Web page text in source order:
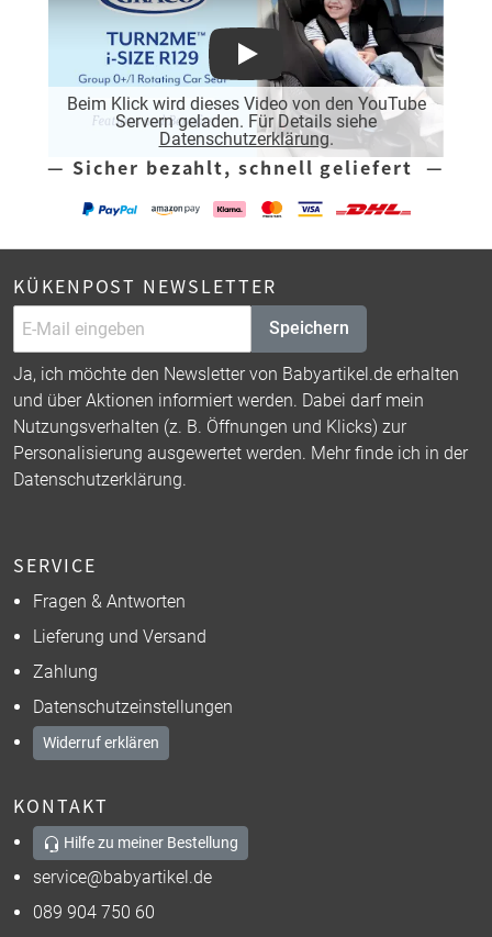
Beim Klick wird dieses Video von den YouTube
Servern geladen. Für Details siehe
Datenschutzerklärung.
Play
— Sicher bezahlt, schnell geliefert —
KÜKENPOST NEWSLETTER
Speichern
Ja, ich möchte den Newsletter von Babyartikel.de erhalten
und über Aktionen informiert werden. Dabei darf mein
Nutzungsverhalten (z. B. Öffnungen und Klicks) zur
Personalisierung ausgewertet werden. Mehr finde ich in der
Datenschutzerklärung.
SERVICE
Fragen & Antworten
Lieferung und Versand
Zahlung
Datenschutzeinstellungen
Widerruf erklären
KONTAKT
Hilfe zu meiner Bestellung
service@babyartikel.de
089 904 750 60